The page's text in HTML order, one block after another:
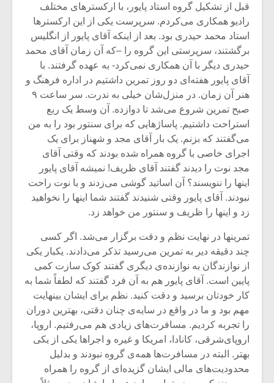
قبل از تشکیل گروه استاد پایور، با ارکسترهای مختلف
رادیو همکاری می‌کردم. سرپرست یکی از این ارکسترها
استاد محمد حیدری بود. بعد از اینکه آقای پایور از انگلیس
برگشتند، سرپرستی این گروه را –که آن زمان آقای محمد
حیدری دیگر با آن همکاری نمی‌کرد- به عهده گرفتند. با
آقای پایور هفته‌ای دو روز تمرین داشتیم در اداره فرهنگ و
هنر آن زمان. در منزل‌شان خیلی به ندرت. سر ساعت ۹
صبح تمرین شروع می‌شد تا دوازده. آن وسط یک ربع
استراحت داشتیم. پاساژهایی که برای سنتور بود را به من
می‌گفتند که بزنم. یک بار آقای مجد و شهناز برای یک
اجرای خاصی با گروه همراه شده بودند که وقتی آقای
مجد نوت را دیدند گفتند آقای ظریف! نمیشه آقای پایور
اینها را ننویسند؟ آن اساتید گوشی می‌زدند و با نوت راحت
نبودند. آقای پایور وقتی شنیدند گفتند شما اینها را نخواهید
زد و اینها را ظریف و سنتور من خواهد زد.
تمرینها در نهایت نظم و دقت برگزار می‌شد. اگر کسی
چند دقیقه دیر به تمرین می‌رسید تذکر می‌دادند. یکبار یکی
از نوازندگان به نوازنده‌ی دیگری گفتند کوک سازت کمی
پایین است. آقای پایور هم به آن فرد گفتند که لطفاً شما به
کار خودتان برسید و دقت کنید. نظم برای ایشان بینهایت
مهم بود و ما در واقع در سایه‌ی چنان دقتی، بهترین دوران
را تجربه کردیم. مسافرت‌های زیادی هم می‌رفتیم. اروپا،
اروپای‌شرقی، کانادا، ‌امریکا و غیره و اجراها یکی از یکی
بهتر. البته در مسافرت‌ها همه‌ی گروه نبودند و بدلیل
محدودیت‌های مالی ایشان گزیده‌ای از گروه را همراه
یادداشتی بر موسیقی
متن فیلم «متری
شیش و نیم»
اگر نمی توانی
مشهورترین باشی،
بدنام ترین باش
موسیقی
موسیقی
برگزار
سکانسی
موسیقی